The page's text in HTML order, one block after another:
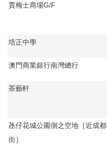
賈梅士商場G/F
培正中學
澳門商業銀行南灣總行
茶藝軒
氹仔花城公園側之空地［近成都
街］